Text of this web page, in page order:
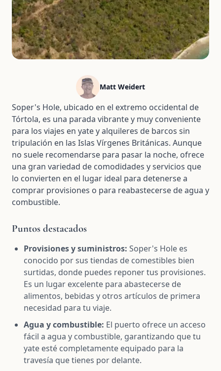
Matt Weidert
Soper's Hole, ubicado en el extremo occidental de
Tórtola, es una parada vibrante y muy conveniente
para los viajes en yate y alquileres de barcos sin
tripulación en las Islas Vírgenes Británicas. Aunque
no suele recomendarse para pasar la noche, ofrece
una gran variedad de comodidades y servicios que
lo convierten en el lugar ideal para detenerse a
comprar provisiones o para reabastecerse de agua y
combustible.
Puntos destacados
Provisiones y suministros: Soper's Hole es
conocido por sus tiendas de comestibles bien
surtidas, donde puedes reponer tus provisiones.
Es un lugar excelente para abastecerse de
alimentos, bebidas y otros artículos de primera
necesidad para tu viaje.
Agua y combustible: El puerto ofrece un acceso
fácil a agua y combustible, garantizando que tu
yate esté completamente equipado para la
travesía que tienes por delante.